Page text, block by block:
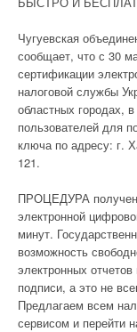
Чугуевская
сообщает, что с 30
сертификации
налоговой службы
областных городах,
пользователей для
ключа по адресу: г.
121.
ПРОЦЕДУРА
электронной
минут.
возможность
электронных
подписи, а это не
Предлагаем всем
сервисом и перейти